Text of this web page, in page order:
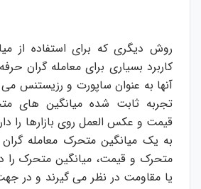
روش دیگری که برای استفاده از
کاربرد بسیاری برای معامله گران
آنها به عنوان ساپورت و رزیستنس می
تجربه ثابت شده میانگین های
قیمت و عکس العمل روی بازارها را
به یک میانگین متحرک معامله گران
متحرک و قیمت، میانگین متحرک
یا مقاومت در نظر می گیرند و در